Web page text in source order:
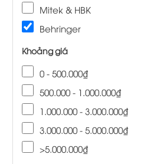
Mitek & HBK
Behringer
Khoảng giá
0 - 500.000₫
500.000 - 1.000.000₫
1.000.000 - 3.000.000₫
3.000.000 - 5.000.000₫
>5.000.000₫